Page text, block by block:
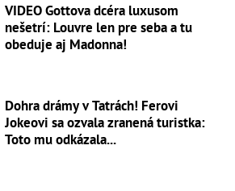
VIDEO Gottova dcéra luxusom
nešetrí: Louvre len pre seba a tu
obeduje aj Madonna!
Dohra drámy v Tatrách! Ferovi
Jokeovi sa ozvala zranená turistka:
Toto mu odkázala...